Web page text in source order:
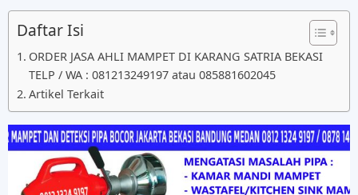
Daftar Isi
ORDER JASA AHLI MAMPET DI KARANG SATRIA BEKASI
TELP / WA : 081213249197 atau 085881602045
Artikel Terkait